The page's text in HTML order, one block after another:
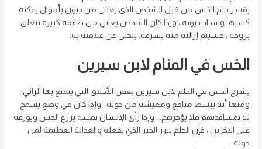
يفسر حلم الخس من قبل الشخص الذي يعاني من ديون بأموال يمكنه
كسبها وسداد ديونه ، وإذا كان الشخص يعاني من ضائقة كبيرة تتعلق
بروحه ، فسيتم إزالته منه بسرعة. يتخلى عن علاقته به.
الخس في المنام لابن سيرين
يشرح الخس في الحلم لابن سيرين بعض الأخلاق التي يتمتع بها الرائي ،
ومنها أنه يبسط منافع ومعيشة من حوله ، وإذا كان في وضع يسمح
له بمساعدتهم فلا يؤخرهم. . وإذا رأى الإنسان نفسه يزرع الخس ويوزعه
على الآخرين ، فإن الحلم يبرز الخير الذي يفعله والعدالة العظيمة لمن
حوله.